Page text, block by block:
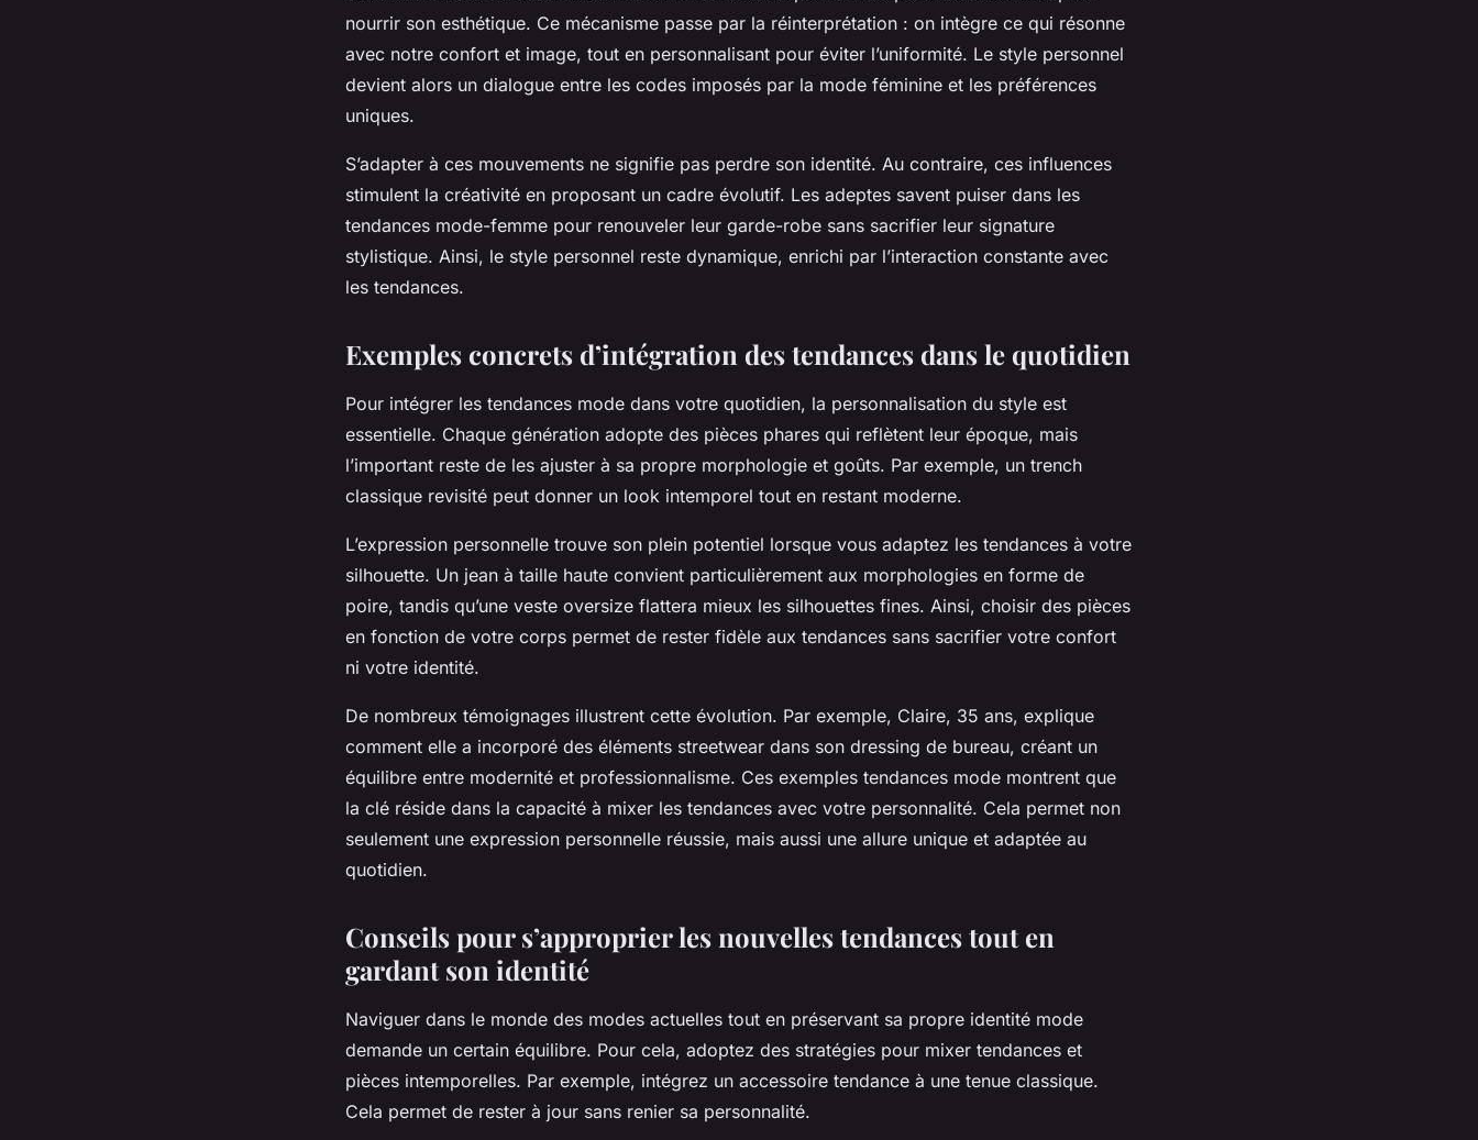
nourrir son esthétique. Ce mécanisme passe par la réinterprétation : on intègre ce qui résonne
avec notre confort et image, tout en personnalisant pour éviter l’uniformité. Le style personnel
devient alors un dialogue entre les codes imposés par la mode féminine et les préférences
uniques.
S’adapter à ces mouvements ne signifie pas perdre son identité. Au contraire, ces influences
stimulent la créativité en proposant un cadre évolutif. Les adeptes savent puiser dans les
tendances mode-femme pour renouveler leur garde-robe sans sacrifier leur signature
stylistique. Ainsi, le style personnel reste dynamique, enrichi par l’interaction constante avec
les tendances.
Exemples concrets d’intégration des tendances dans le quotidien
Pour intégrer les tendances mode dans votre quotidien, la personnalisation du style est
essentielle. Chaque génération adopte des pièces phares qui reflètent leur époque, mais
l’important reste de les ajuster à sa propre morphologie et goûts. Par exemple, un trench
classique revisité peut donner un look intemporel tout en restant moderne.
L’expression personnelle trouve son plein potentiel lorsque vous adaptez les tendances à votre
silhouette. Un jean à taille haute convient particulièrement aux morphologies en forme de
poire, tandis qu’une veste oversize flattera mieux les silhouettes fines. Ainsi, choisir des pièces
en fonction de votre corps permet de rester fidèle aux tendances sans sacrifier votre confort
ni votre identité.
De nombreux témoignages illustrent cette évolution. Par exemple, Claire, 35 ans, explique
comment elle a incorporé des éléments streetwear dans son dressing de bureau, créant un
équilibre entre modernité et professionnalisme. Ces exemples tendances mode montrent que
la clé réside dans la capacité à mixer les tendances avec votre personnalité. Cela permet non
seulement une expression personnelle réussie, mais aussi une allure unique et adaptée au
quotidien.
Conseils pour s’approprier les nouvelles tendances tout en
gardant son identité
Naviguer dans le monde des modes actuelles tout en préservant sa propre identité mode
demande un certain équilibre. Pour cela, adoptez des stratégies pour mixer tendances et
pièces intemporelles. Par exemple, intégrez un accessoire tendance à une tenue classique.
Cela permet de rester à jour sans renier sa personnalité.